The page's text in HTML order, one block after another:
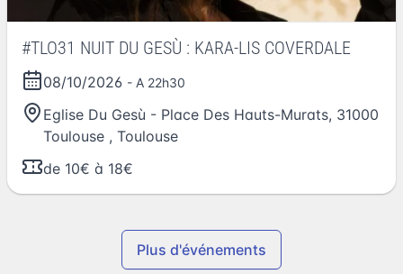
#TLO31 NUIT DU GESÙ : KARA-LIS COVERDALE
08/10/2026 - A 22h30
Eglise Du Gesù - Place Des Hauts-Murats, 31000
Toulouse , Toulouse
de 10€ à 18€
Plus d'événements